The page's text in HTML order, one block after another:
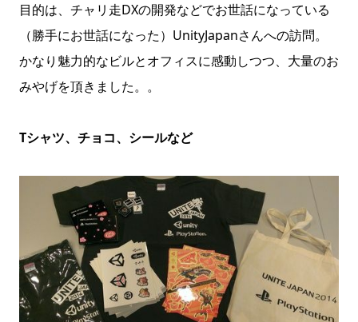
目的は、チャリ走DXの開発などでお世話になっている
（勝手にお世話になった）UnityJapanさんへの訪問。
かなり魅力的なビルとオフィスに感動しつつ、大量のお
みやげを頂きました。。
Tシャツ、チョコ、シールなど